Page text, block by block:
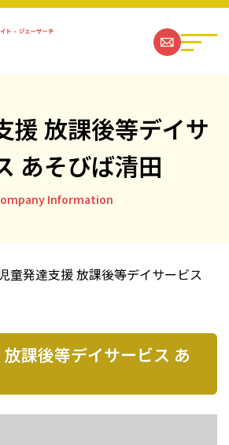
後等デイサービス事業所一覧
ェーサーチコラム一覧
イバシーポリシー
援 放課後等デイサ
あそびば清田
Information
児童発達支援 放課後等デイサービス
課後等デイサービス あ